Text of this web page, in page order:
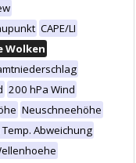
CAPE/LI
Wolken
200 hPa Wind
Neuschneehöhe
Abweichung